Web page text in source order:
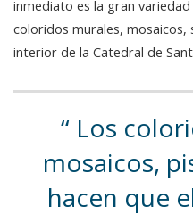
inmediato es la gran
coloridos murales, mosaicos,
interior de la Catedral de
Los
mosaicos,
hacen que